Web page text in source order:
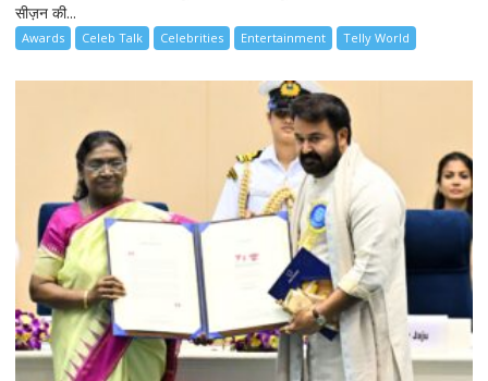
सीज़न की...
Awards Celeb Talk Celebrities Entertainment Telly World